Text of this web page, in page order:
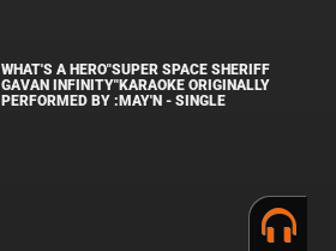
WHAT'S A HERO"SUPER SPACE SHERIFF
GAVAN INFINITY"KARAOKE ORIGINALLY
PERFORMED BY :MAY'N - SINGLE